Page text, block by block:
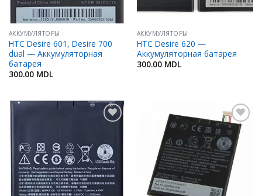
АККУМУЛЯТОРЫ
HTC Desire 601, Desire 700
dual — Аккумуляторная
батарея
300.00 MDL
АККУМУЛЯТОРЫ
HTC Desire 620 —
Аккумуляторная батарея
300.00 MDL
Избранное
Добавить
в
Избранное